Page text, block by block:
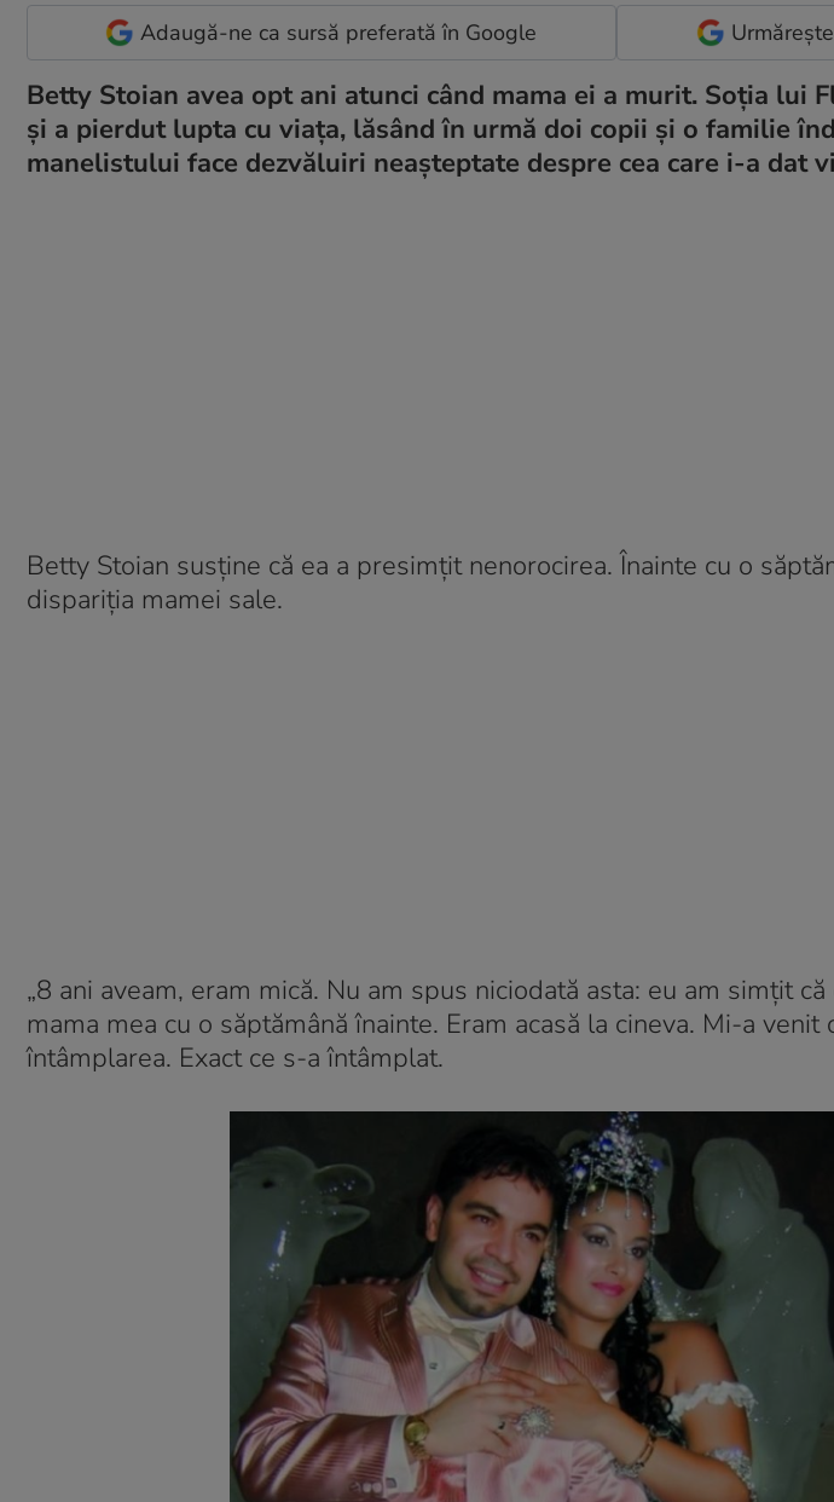
Adaugă-ne ca sursă preferată în Google Urmărește
Betty Stoian avea opt ani atunci când mama ei a murit. Soția lui
și a pierdut lupta cu viața, lăsând în urmă doi copii și o familie
manelistului face dezvăluiri neașteptate despre cea care i-a dat
Betty Stoian susține că ea a presimțit nenorocirea. Înainte cu o
dispariția mamei sale.
„8 ani aveam, eram mică. Nu am spus niciodată asta: eu am simțit
mama mea cu o săptămână înainte. Eram acasă la cineva. Mi-a
întâmplarea. Exact ce s-a întâmplat.